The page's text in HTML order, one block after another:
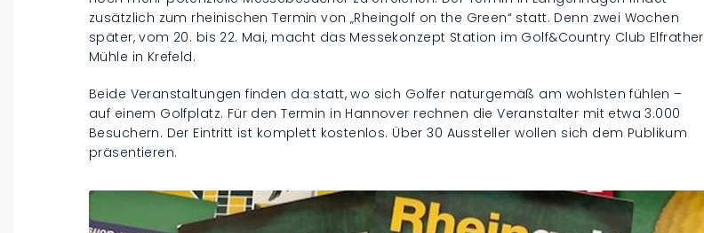
zusätzlich zum rheinischen Termin von „Rheingolf on the Green“ statt. Denn zwei Wochen
später, vom 20. bis 22. Mai, macht das Messekonzept Station im Golf&Country Club Elfrather
Mühle in Krefeld.
Beide Veranstaltungen finden da statt, wo sich Golfer naturgemäß am wohlsten fühlen –
auf einem Golfplatz. Für den Termin in Hannover rechnen die Veranstalter mit etwa 3.000
Besuchern. Der Eintritt ist komplett kostenlos. Über 30 Aussteller wollen sich dem Publikum
präsentieren.